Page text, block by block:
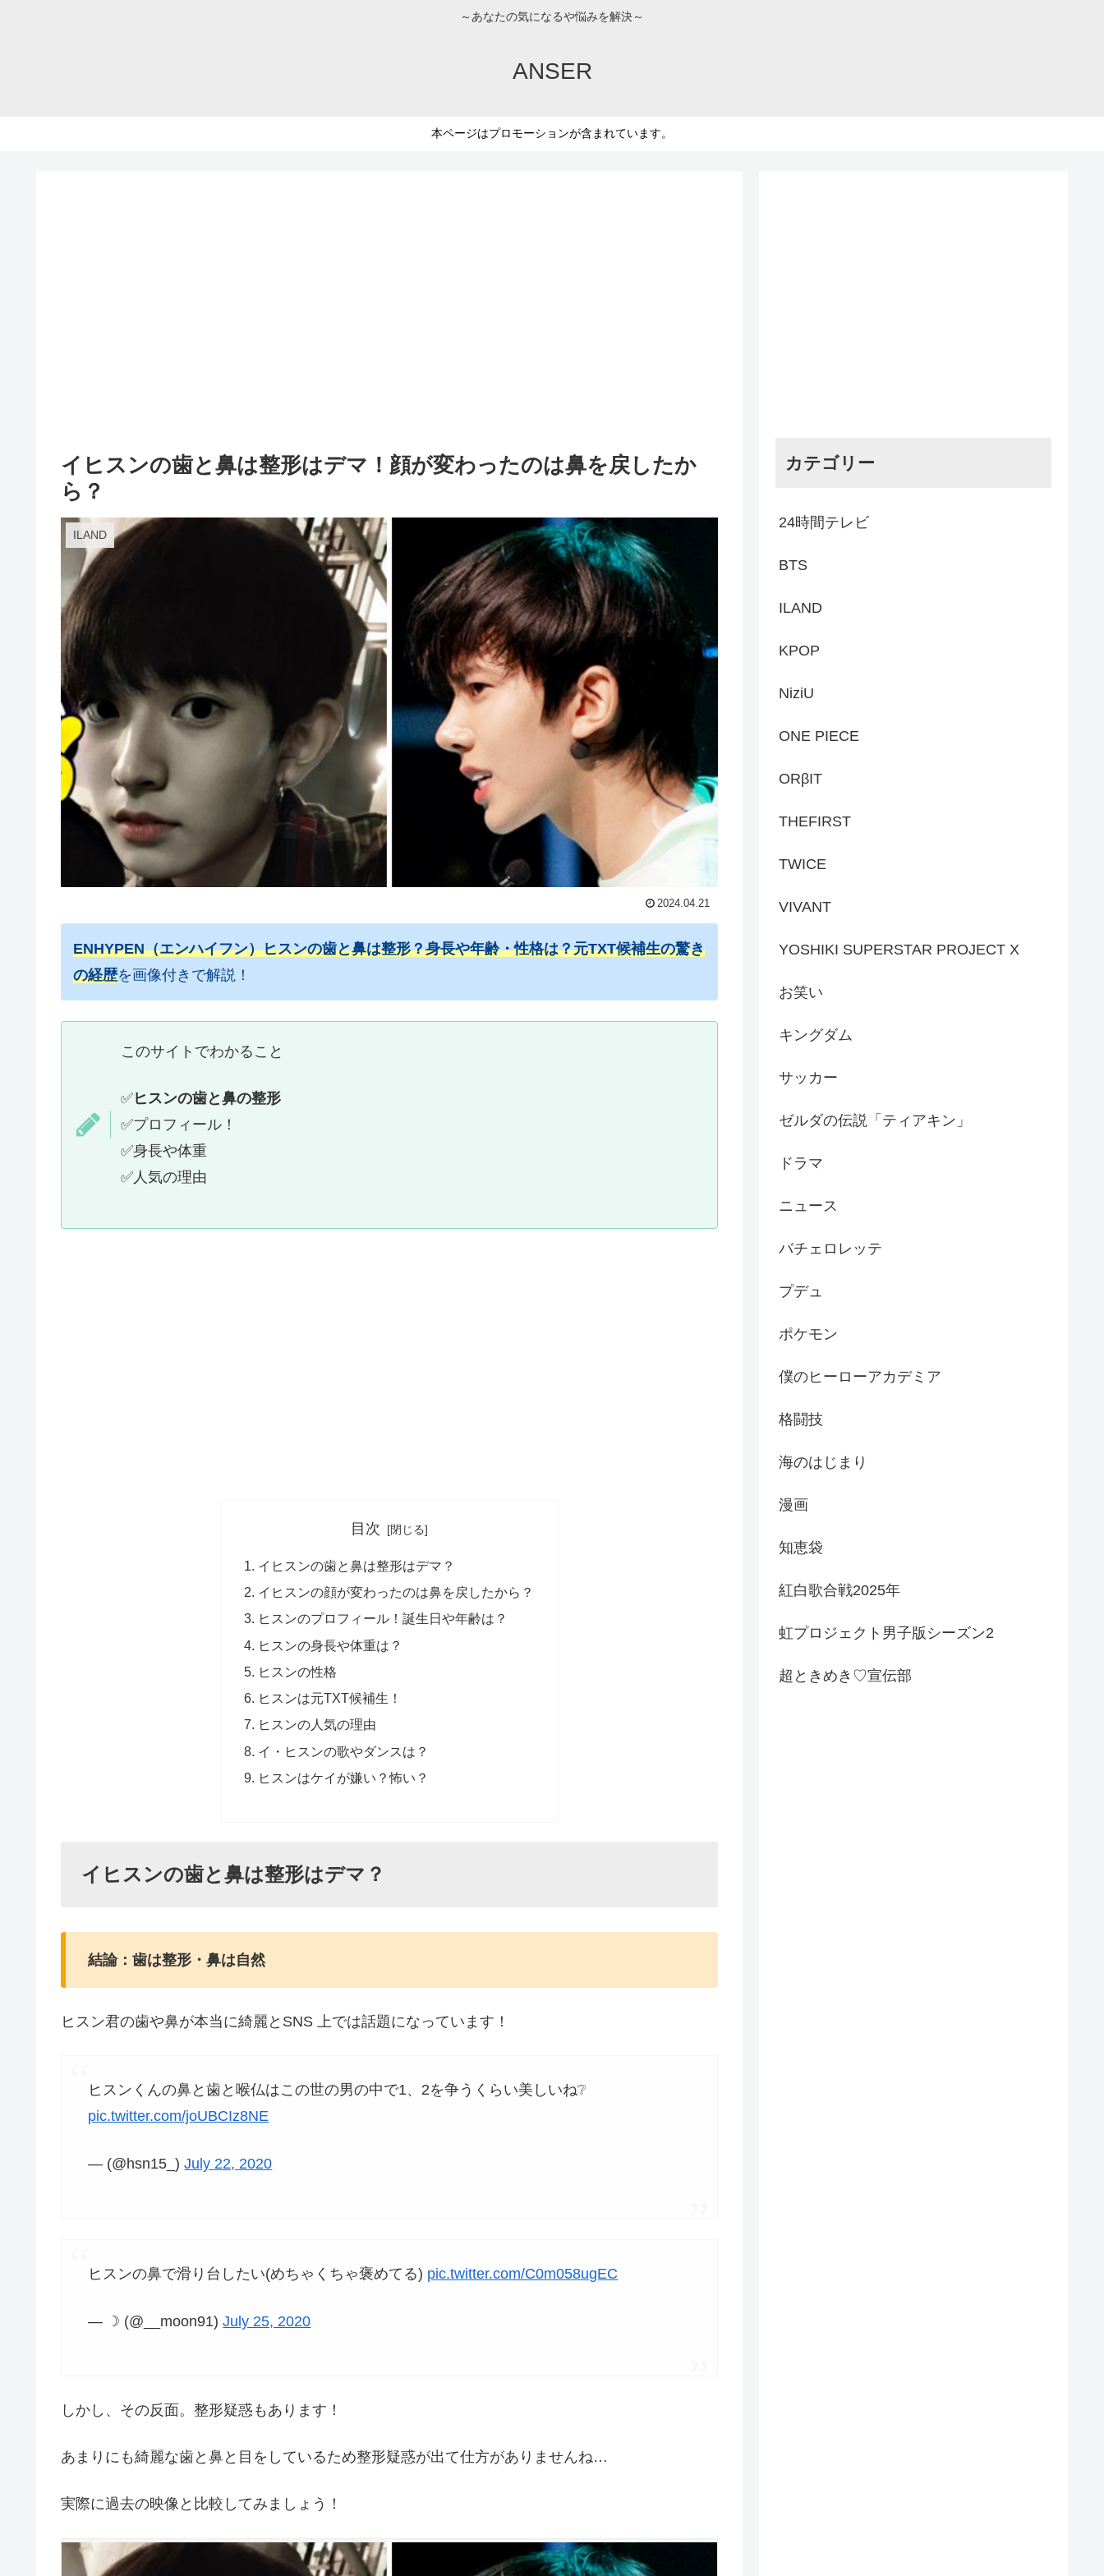
～あなたの気になるや悩みを解決～
ANSER
本ページはプロモーションが含まれています。
イヒスンの歯と鼻は整形はデマ！顔が変わったのは鼻を戻したか
ら？
ILAND
2024.04.21
ENHYPEN（エンハイフン）ヒスンの歯と鼻は整形？身長や年齢・性格は？元TXT候補生の驚き
の経歴を画像付きで解説！
このサイトでわかること
✅ヒスンの歯と鼻の整形
✅プロフィール！
✅身長や体重
✅人気の理由
目次
イヒスンの歯と鼻は整形はデマ？
イヒスンの顔が変わったのは鼻を戻したから？
ヒスンのプロフィール！誕生日や年齢は？
ヒスンの身長や体重は？
ヒスンの性格
ヒスンは元TXT候補生！
ヒスンの人気の理由
イ・ヒスンの歌やダンスは？
ヒスンはケイが嫌い？怖い？
イヒスンの歯と鼻は整形はデマ？
結論：歯は整形・鼻は自然
ヒスン君の歯や鼻が本当に綺麗とSNS 上では話題になっています！
ヒスンくんの鼻と歯と喉仏はこの世の男の中で1、2を争うくらい美しいね❔
pic.twitter.com/joUBCIz8NE
— (@hsn15_)July 22, 2020
ヒスンの鼻で滑り台したい(めちゃくちゃ褒めてる) pic.twitter.com/C0m058ugEC
— ☽ (@__moon91)July 25, 2020
しかし、その反面。整形疑惑もあります！
あまりにも綺麗な歯と鼻と目をしているため整形疑惑が出て仕方がありませんね…
実際に過去の映像と比較してみましょう！
カテゴリー
24時間テレビ
BTS
ILAND
KPOP
NiziU
ONE PIECE
ORβIT
THEFIRST
TWICE
VIVANT
YOSHIKI SUPERSTAR PROJECT X
お笑い
キングダム
サッカー
ゼルダの伝説「ティアキン」
ドラマ
ニュース
バチェロレッテ
プデュ
ポケモン
僕のヒーローアカデミア
格闘技
海のはじまり
漫画
知恵袋
紅白歌合戦2025年
虹プロジェクト男子版シーズン2
超ときめき♡宣伝部